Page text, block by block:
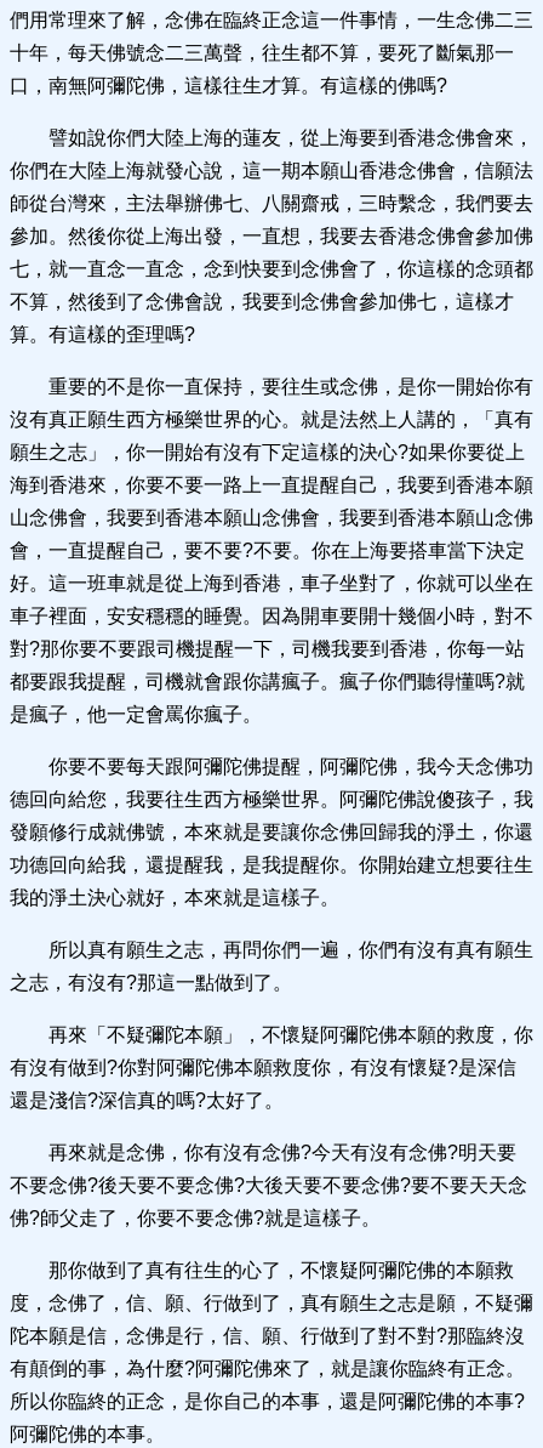
們用常理來了解，念佛在臨終正念這一件事情，一生念佛二三
十年，每天佛號念二三萬聲，往生都不算，要死了斷氣那一
口，南無阿彌陀佛，這樣往生才算。有這樣的佛嗎?
譬如說你們大陸上海的蓮友，從上海要到香港念佛會來，
你們在大陸上海就發心說，這一期本願山香港念佛會，信願法
師從台灣來，主法舉辦佛七、八關齋戒，三時繫念，我們要去
參加。然後你從上海出發，一直想，我要去香港念佛會參加佛
七，就一直念一直念，念到快要到念佛會了，你這樣的念頭都
不算，然後到了念佛會說，我要到念佛會參加佛七，這樣才
算。有這樣的歪理嗎?
重要的不是你一直保持，要往生或念佛，是你一開始你有
沒有真正願生西方極樂世界的心。就是法然上人講的，「真有
願生之志」，你一開始有沒有下定這樣的決心?如果你要從上
海到香港來，你要不要一路上一直提醒自己，我要到香港本願
山念佛會，我要到香港本願山念佛會，我要到香港本願山念佛
會，一直提醒自己，要不要?不要。你在上海要搭車當下決定
好。這一班車就是從上海到香港，車子坐對了，你就可以坐在
車子裡面，安安穩穩的睡覺。因為開車要開十幾個小時，對不
對?那你要不要跟司機提醒一下，司機我要到香港，你每一站
都要跟我提醒，司機就會跟你講瘋子。瘋子你們聽得懂嗎?就
是瘋子，他一定會罵你瘋子。
你要不要每天跟阿彌陀佛提醒，阿彌陀佛，我今天念佛功
德回向給您，我要往生西方極樂世界。阿彌陀佛說傻孩子，我
發願修行成就佛號，本來就是要讓你念佛回歸我的淨土，你還
功德回向給我，還提醒我，是我提醒你。你開始建立想要往生
我的淨土決心就好，本來就是這樣子。
所以真有願生之志，再問你們一遍，你們有沒有真有願生
之志，有沒有?那這一點做到了。
再來「不疑彌陀本願」，不懷疑阿彌陀佛本願的救度，你
有沒有做到?你對阿彌陀佛本願救度你，有沒有懷疑?是深信
還是淺信?深信真的嗎?太好了。
再來就是念佛，你有沒有念佛?今天有沒有念佛?明天要
不要念佛?後天要不要念佛?大後天要不要念佛?要不要天天念
佛?師父走了，你要不要念佛?就是這樣子。
那你做到了真有往生的心了，不懷疑阿彌陀佛的本願救
度，念佛了，信、願、行做到了，真有願生之志是願，不疑彌
陀本願是信，念佛是行，信、願、行做到了對不對?那臨終沒
有顛倒的事，為什麼?阿彌陀佛來了，就是讓你臨終有正念。
所以你臨終的正念，是你自己的本事，還是阿彌陀佛的本事?
阿彌陀佛的本事。